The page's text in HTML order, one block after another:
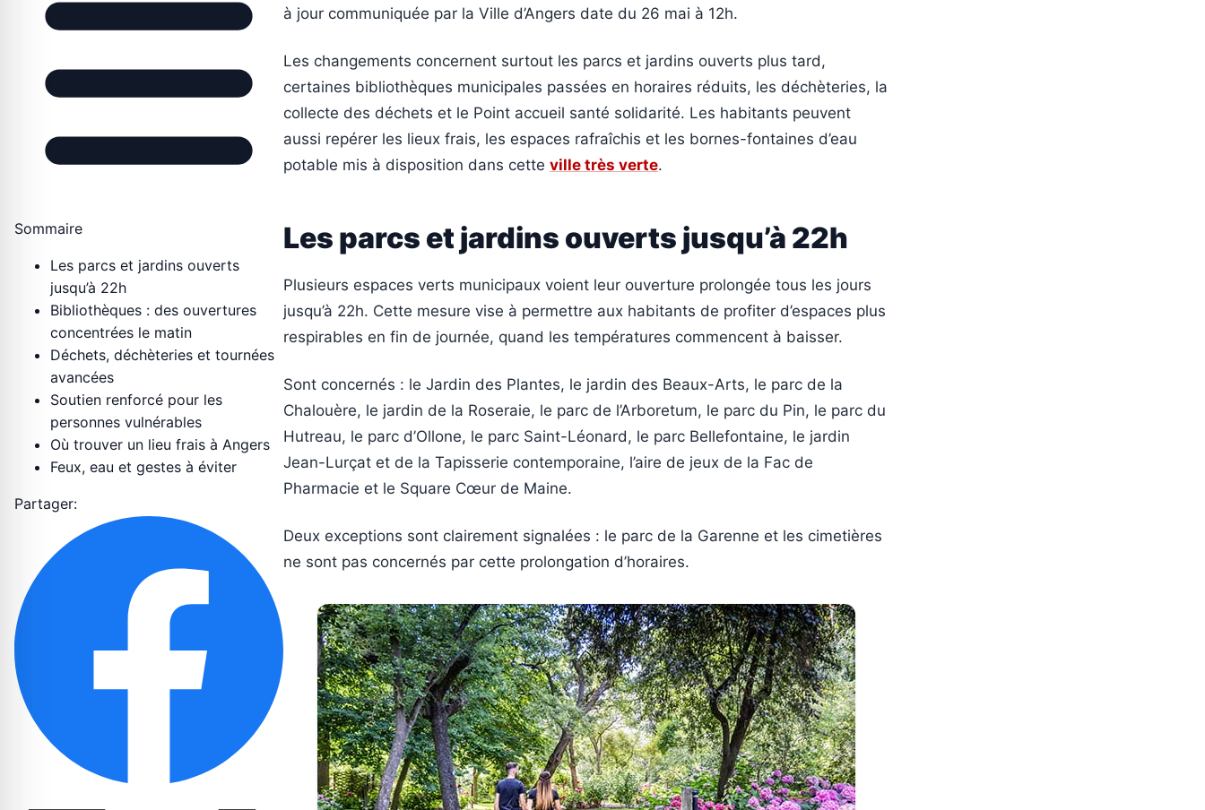
Sommaire
Les parcs et jardins ouverts
jusqu’à 22h
Bibliothèques : des ouvertures
concentrées le matin
Déchets, déchèteries et tournées
avancées
Soutien renforcé pour les
personnes vulnérables
Où trouver un lieu frais à Angers
Feux, eau et gestes à éviter
Partager:
à jour communiquée par la Ville d’Angers date du 26 mai à 12h.
Les changements concernent surtout les parcs et jardins ouverts plus tard,
certaines bibliothèques municipales passées en horaires réduits, les déchèteries, la
collecte des déchets et le Point accueil santé solidarité. Les habitants peuvent
aussi repérer les lieux frais, les espaces rafraîchis et les bornes-fontaines d’eau
potable mis à disposition dans cette ville très verte.
Les parcs et jardins ouverts jusqu’à 22h
Plusieurs espaces verts municipaux voient leur ouverture prolongée tous les jours
jusqu’à 22h. Cette mesure vise à permettre aux habitants de profiter d’espaces plus
respirables en fin de journée, quand les températures commencent à baisser.
Sont concernés : le Jardin des Plantes, le jardin des Beaux-Arts, le parc de la
Chalouère, le jardin de la Roseraie, le parc de l’Arboretum, le parc du Pin, le parc du
Hutreau, le parc d’Ollone, le parc Saint-Léonard, le parc Bellefontaine, le jardin
Jean-Lurçat et de la Tapisserie contemporaine, l’aire de jeux de la Fac de
Pharmacie et le Square Cœur de Maine.
Deux exceptions sont clairement signalées : le parc de la Garenne et les cimetières
ne sont pas concernés par cette prolongation d’horaires.